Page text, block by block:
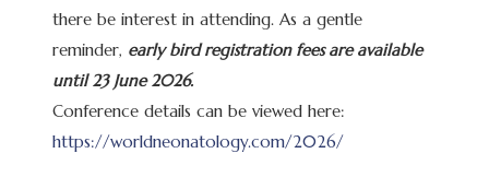
there be interest in attending. As a gentle
reminder, early bird registration fees are available
until23 June 2026.
Conference details can be viewed here:
https://worldneonatology.com/2026/